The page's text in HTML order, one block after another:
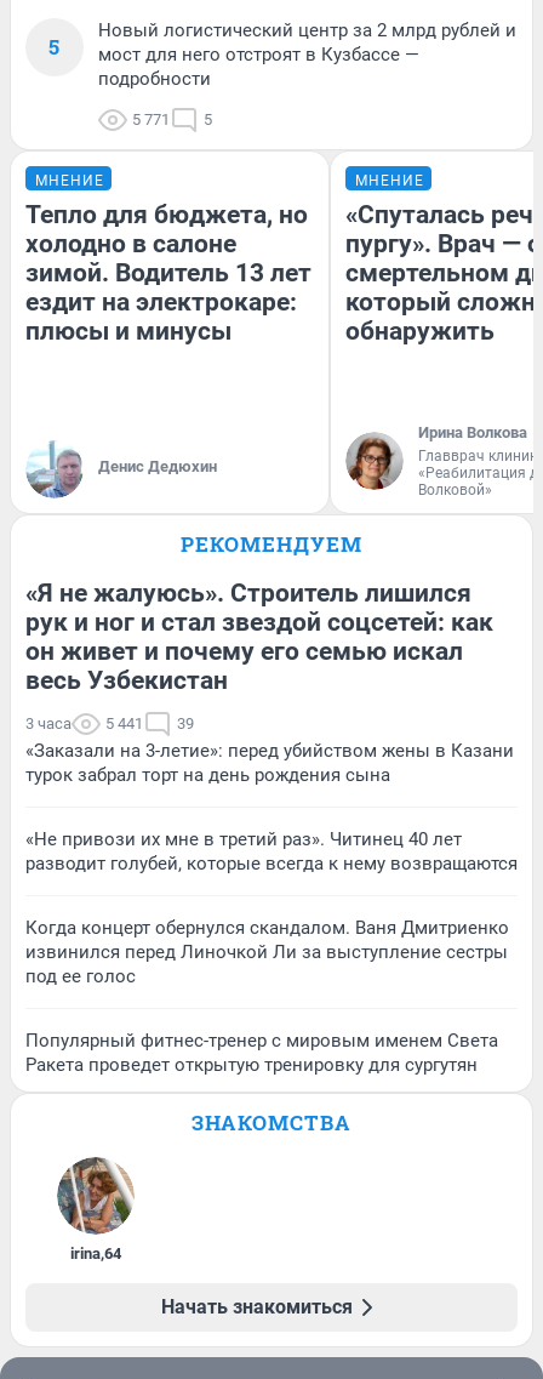
5
Новый логистический центр за 2 млрд рублей и
мост для него отстроят в Кузбассе —
подробности
5 771 5
МНЕНИЕ
Тепло для бюджета, но
холодно в салоне
зимой. Водитель 13 лет
ездит на электрокаре:
плюсы и минусы
Денис Дедюхин
МНЕНИЕ
«Спуталась
пургу». Врач — о
смертельном
который
обнаружить
Ирина Волкова
Главврач
«Реабилитация
Волковой»
РЕКОМЕНДУЕМ
«Я не жалуюсь». Строитель лишился
рук и ног и стал звездой соцсетей: как
он живет и почему его семью искал
весь Узбекистан
3 часа 5 441 39
«Заказали на 3-летие»: перед убийством жены в Казани
турок забрал торт на день рождения сына
«Не привози их мне в третий раз». Читинец 40 лет
разводит голубей, которые всегда к нему возвращаются
Когда концерт обернулся скандалом. Ваня Дмитриенко
извинился перед Линочкой Ли за выступление сестры
под ее голос
Популярный фитнес-тренер с мировым именем Света
Ракета проведет открытую тренировку для сургутян
ЗНАКОМСТВА
irina,64
Начать знакомиться